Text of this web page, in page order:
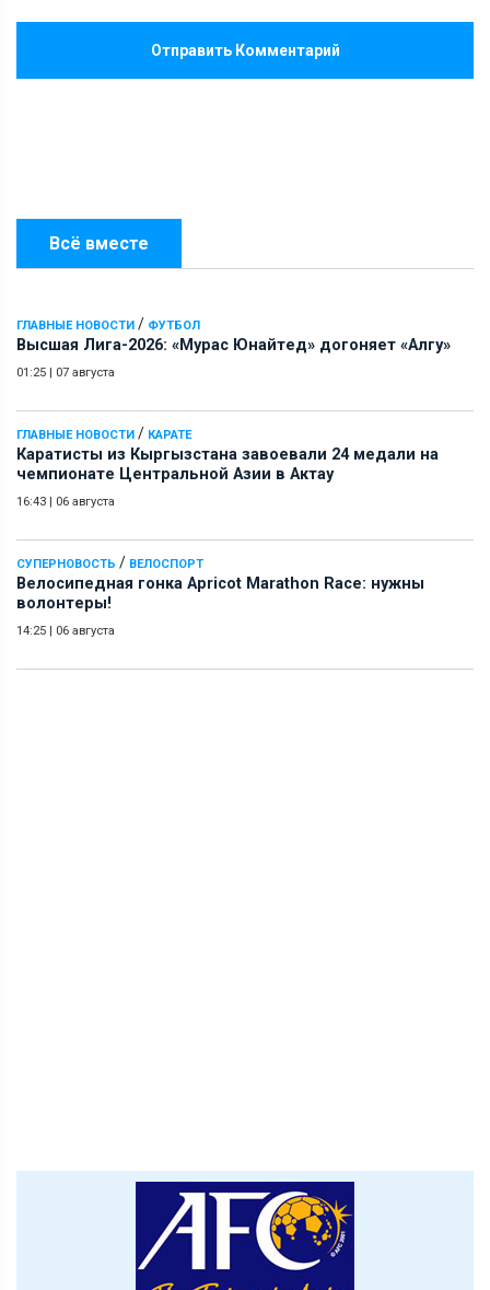
Всё вместе
ГЛАВНЫЕ НОВОСТИ / ФУТБОЛ
Высшая Лига-2026: «Мурас Юнайтед» догоняет «Алгу»
01:25 | 07 августа
ГЛАВНЫЕ НОВОСТИ / КАРАТЕ
Каратисты из Кыргызстана завоевали 24 медали на
чемпионате Центральной Азии в Актау
16:43 | 06 августа
СУПЕРНОВОСТЬ / ВЕЛОСПОРТ
Велосипедная гонка Apricot Marathon Race: нужны
волонтеры!
14:25 | 06 августа
Отправить Комментарий